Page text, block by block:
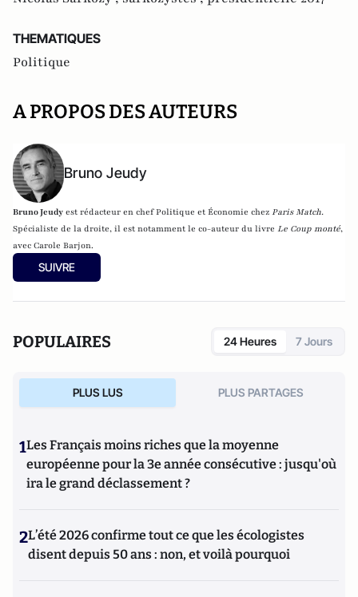
THEMATIQUES
Politique
A PROPOS DES AUTEURS
Bruno Jeudy
Bruno Jeudy est rédacteur en chef Politique et Économie chez Paris Match.
Spécialiste de la droite, il est notamment le co-auteur du livre Le Coup monté,
avec Carole Barjon.
SUIVRE
POPULAIRES 24 Heures 7 Jours
PLUS LUS PLUS PARTAGES
1Les Français moins riches que la moyenne
européenne pour la 3e année consécutive : jusqu'où
ira le grand déclassement ?
2L’été 2026 confirme tout ce que les écologistes
disent depuis 50 ans : non, et voilà pourquoi